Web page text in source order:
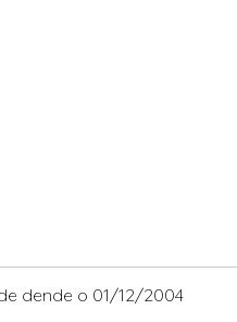
dende o 01/12/2004